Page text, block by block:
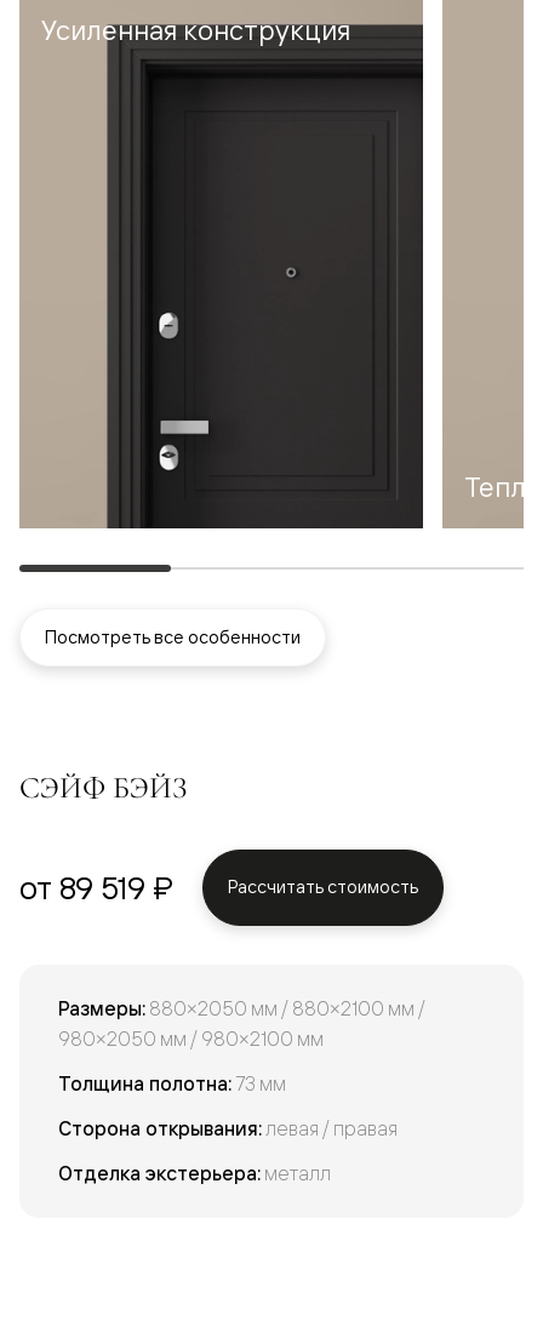
Усиленная конструкция
Посмотреть все особенности
СЭЙФ БЭЙЗ
от 89 519 ₽ Рассчитать стоимость
Размеры: 880×2050 мм / 880×2100 мм /
980×2050 мм / 980×2100 мм
Толщина полотна: 73 мм
Сторона открывания: левая / правая
Отделка экстерьера: металл